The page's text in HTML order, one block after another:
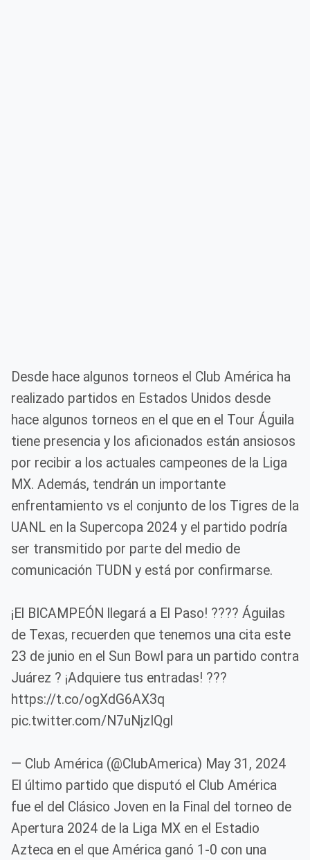
Desde hace algunos torneos el Club América ha
realizado partidos en Estados Unidos desde
hace algunos torneos en el que en el Tour Águila
tiene presencia y los aficionados están ansiosos
por recibir a los actuales campeones de la Liga
MX. Además, tendrán un importante
enfrentamiento vs el conjunto de los Tigres de la
UANL en la Supercopa 2024 y el partido podría
ser transmitido por parte del medio de
comunicación TUDN y está por confirmarse.
¡El BICAMPEÓN llegará a El Paso! ???? Águilas
de Texas, recuerden que tenemos una cita este
23 de junio en el Sun Bowl para un partido contra
Juárez ? ¡Adquiere tus entradas! ???
https://t.co/ogXdG6AX3q
pic.twitter.com/N7uNjzIQgl
— Club América (@ClubAmerica) May 31, 2024
El último partido que disputó el Club América
fue el del Clásico Joven en la Final del torneo de
Apertura 2024 de la Liga MX en el Estadio
Azteca en el que América ganó 1-0 con una